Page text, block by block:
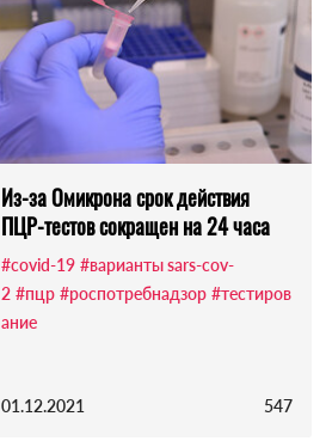
Из-за Омикрона срок действия
ПЦР-тестов сокращен на 24 часа
#covid-19 #варианты sars-cov-
2 #пцр #роспотребнадзор #тестиров
ание
01.12.2021 547